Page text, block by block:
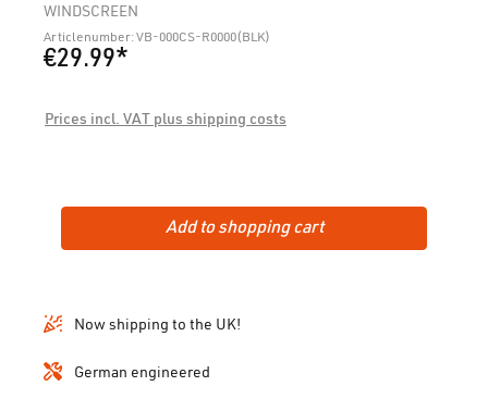
WINDSCREEN
Articlenumber: VB-000CS-R0000(BLK)
€29.99*
Prices incl. VAT plus shipping costs
Add to shopping cart
Now shipping to the UK!
German engineered